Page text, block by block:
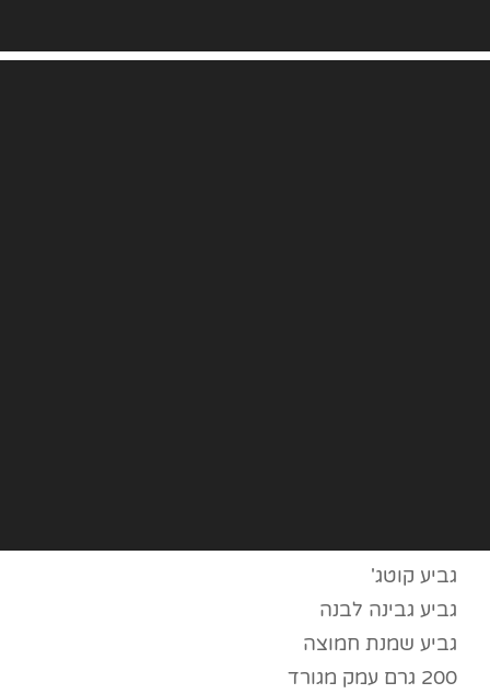
גביע קוטג'
גביע גבינה לבנה
גביע שמנת חמוצה
200 גרם עמק מגורד